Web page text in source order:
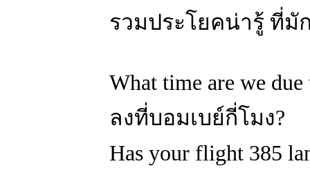
รวมประโยคน่ารู้ ที่
What time are we
ลงที่บอมเบย์กี่โมง?
Has your flight 385